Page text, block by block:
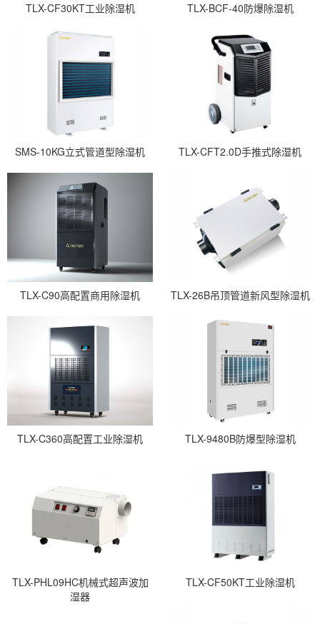
TLX-CF30KT工业除湿机 TLX-BCF-40防爆除湿机
SMS-10KG立式管道型除湿机 TLX-CFT2.0D手推式除湿机
TLX-C90高配置商用除湿机 TLX-26B吊顶管道新风型除湿机
TLX-C360高配置工业除湿机 TLX-9480B防爆型除湿机
TLX-PHL09HC机械式超声波加
湿器
TLX-CF50KT工业除湿机